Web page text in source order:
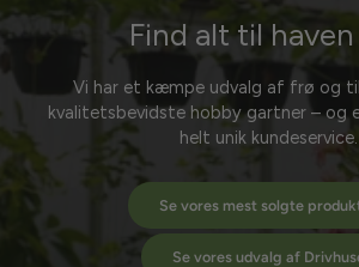
Find alt til haven
Vi har et kæmpe udvalg af frø og
kvalitetsbevidste hobby gartner – og
helt unik kundeservice.
Se vores mest solgte
Se vores udvalg af